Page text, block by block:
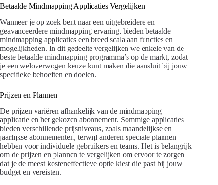
Betaalde Mindmapping Applicaties Vergelijken
Wanneer je op zoek bent naar een uitgebreidere en
geavanceerdere mindmapping ervaring, bieden betaalde
mindmapping applicaties een breed scala aan functies en
mogelijkheden. In dit gedeelte vergelijken we enkele van de
beste betaalde mindmapping programma’s op de markt, zodat
je een weloverwogen keuze kunt maken die aansluit bij jouw
specifieke behoeften en doelen.
Prijzen en Plannen
De prijzen variëren afhankelijk van de mindmapping
applicatie en het gekozen abonnement. Sommige applicaties
bieden verschillende prijsniveaus, zoals maandelijkse en
jaarlijkse abonnementen, terwijl anderen speciale plannen
hebben voor individuele gebruikers en teams. Het is belangrijk
om de prijzen en plannen te vergelijken om ervoor te zorgen
dat je de meest kosteneffectieve optie kiest die past bij jouw
budget en vereisten.